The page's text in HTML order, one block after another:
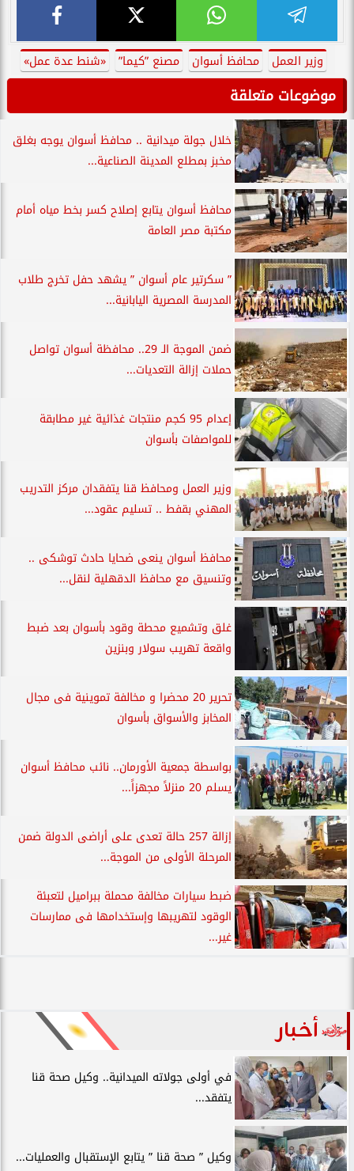
وزير العمل محافظ أسوان مصنع ”كيما” «شنط عدة عمل»
موضوعات متعلقة
خلال جولة ميدانية .. محافظ أسوان يوجه بغلق
مخبز بمطلع المدينة الصناعية...
محافظ أسوان يتابع إصلاح كسر بخط مياه أمام
مكتبة مصر العامة
” سكرتير عام أسوان ” يشهد حفل تخرج طلاب
المدرسة المصرية اليابانية...
ضمن الموجة الـ 29.. محافظة أسوان تواصل
حملات إزالة التعديات...
إعدام 95 كجم منتجات غذائية غير مطابقة
للمواصفات بأسوان
وزير العمل ومحافظ قنا يتفقدان مركز التدريب
المهني بقفط .. تسليم عقود...
محافظ أسوان ينعى ضحايا حادث توشكى ..
وتنسيق مع محافظ الدقهلية لنقل...
غلق وتشميع محطة وقود بأسوان بعد ضبط
واقعة تهريب سولار وبنزين
تحرير 20 محضرا و مخالفة تموينية فى مجال
المخابز والأسواق بأسوان
بواسطة جمعية الأورمان.. نائب محافظ أسوان
يسلم 20 منزلاً مجهزاً...
إزالة 257 حالة تعدى على أراضى الدولة ضمن
المرحلة الأولى من الموجة...
ضبط سيارات مخالفة محملة ببراميل لتعبئة
الوقود لتهريبها وإستخدامها فى ممارسات
غير...
أخبار
في أولى جولاته الميدانية.. وكيل صحة قنا
يتفقد...
وكيل ” صحة قنا ” يتابع الإستقبال والعمليات...